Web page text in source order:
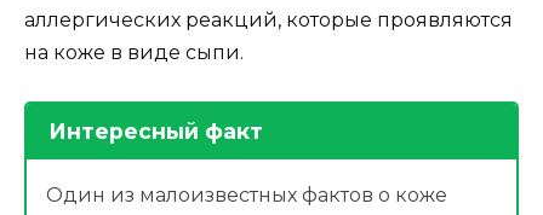
аллергических реакций, которые проявляются
на коже в виде сыпи.
Интересный факт
Один из малоизвестных фактов о коже